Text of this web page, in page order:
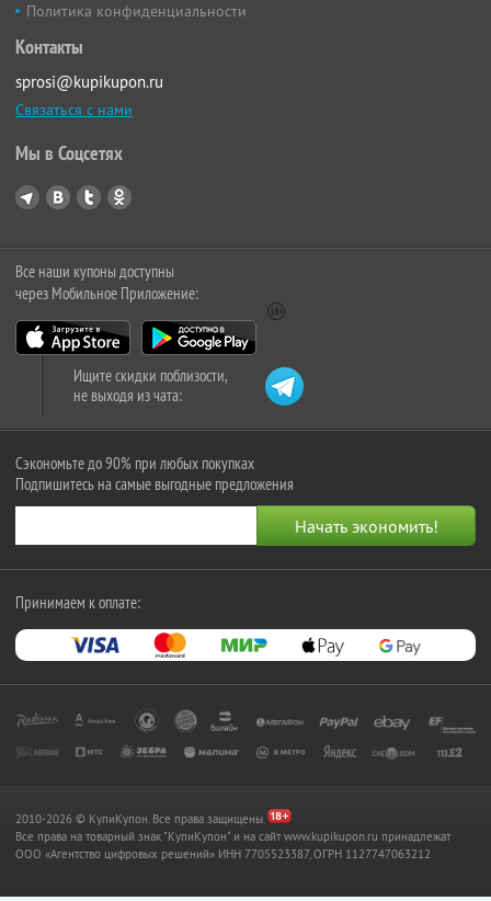
Политика конфиденциальности
Контакты
sprosi@kupikupon.ru
Связаться с нами
Мы в Соцсетях
Все наши купоны доступны
через Мобильное Приложение:
Ищите скидки поблизости,
не выходя из чата:
Сэкономьте до 90% при любых покупках
Подпишитесь на самые выгодные предложения
Принимаем к оплате:
2010-2026 © КупиКупон. Все права защищены.
Все права на товарный знак "КупиКупон" и на сайт www.kupikupon.ru принадлежат
OOO «Агентство цифровых решений» ИНН 7705523387, ОГРН 1127747063212